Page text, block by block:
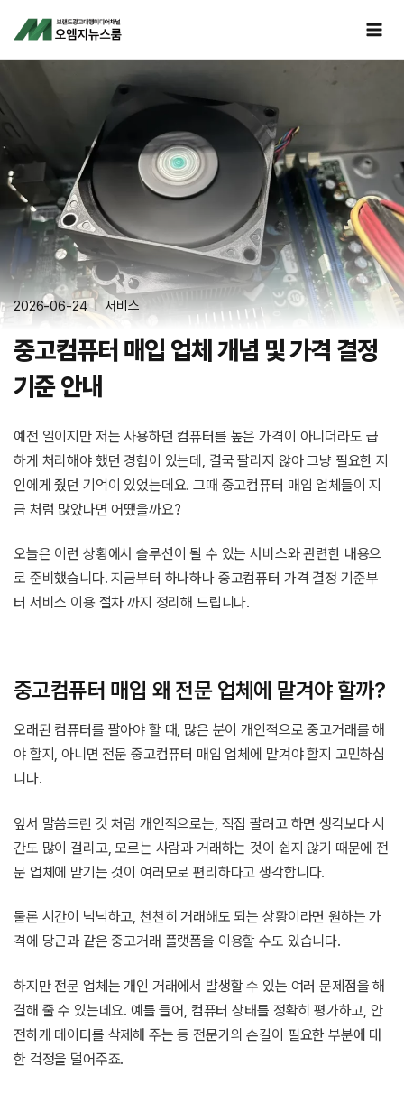
content
2026-06-24 서비스
중고컴퓨터 매입 업체 개념 및 가격 결정
기준 안내
예전 일이지만 저는 사용하던 컴퓨터를 높은 가격이 아니더라도 급
하게 처리해야 했던 경험이 있는데, 결국 팔리지 않아 그냥 필요한 지
인에게 줬던 기억이 있었는데요. 그때 중고컴퓨터 매입 업체들이 지
금 처럼 많았다면 어땠을까요?
오늘은 이런 상황에서 솔루션이 될 수 있는 서비스와 관련한 내용으
로 준비했습니다. 지금부터 하나하나 중고컴퓨터 가격 결정 기준부
터 서비스 이용 절차 까지 정리해 드립니다.
중고컴퓨터 매입 왜 전문 업체에 맡겨야 할까?
오래된 컴퓨터를 팔아야 할 때, 많은 분이 개인적으로 중고거래를 해
야 할지, 아니면 전문 중고컴퓨터 매입 업체에 맡겨야 할지 고민하십
니다.
앞서 말씀드린 것 처럼 개인적으로는, 직접 팔려고 하면 생각보다 시
간도 많이 걸리고, 모르는 사람과 거래하는 것이 쉽지 않기 때문에 전
문 업체에 맡기는 것이 여러모로 편리하다고 생각합니다.
물론 시간이 넉넉하고, 천천히 거래해도 되는 상황이라면 원하는 가
격에 당근과 같은 중고거래 플랫폼을 이용할 수도 있습니다.
하지만 전문 업체는 개인 거래에서 발생할 수 있는 여러 문제점을 해
결해 줄 수 있는데요. 예를 들어, 컴퓨터 상태를 정확히 평가하고, 안
전하게 데이터를 삭제해 주는 등 전문가의 손길이 필요한 부분에 대
한 걱정을 덜어주죠.